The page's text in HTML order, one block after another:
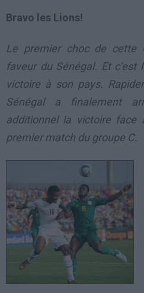
Bravo les Lions!
Le premier choc de cette
faveur du Sénégal. Et
victoire à son pays.
Sénégal a finalement
additionnel la victoire face
premier match du groupe C.